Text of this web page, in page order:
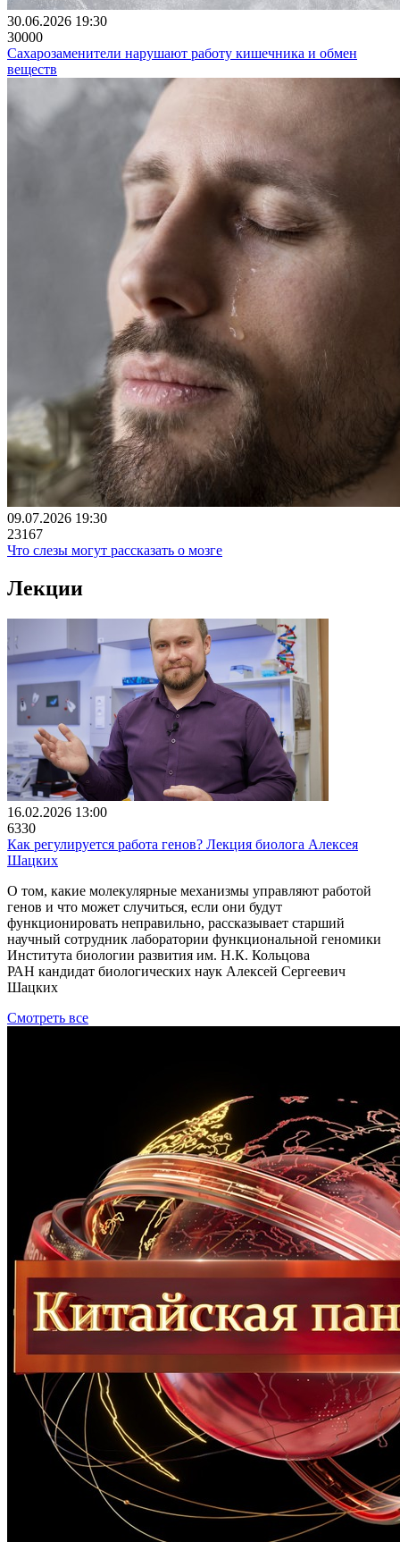
30.06.2026 19:30
30000
Сахарозаменители нарушают работу кишечника и обмен
веществ
09.07.2026 19:30
23167
Что слезы могут рассказать о мозге
Лекции
16.02.2026 13:00
6330
Как регулируется работа генов? Лекция биолога Алексея
Шацких
О том, какие молекулярные механизмы управляют работой
генов и что может случиться, если они будут
функционировать неправильно, рассказывает старший
научный сотрудник лаборатории функциональной геномики
Института биологии развития им. Н.К. Кольцова
РАН кандидат биологических наук Алексей Сергеевич
Шацких
Смотреть все